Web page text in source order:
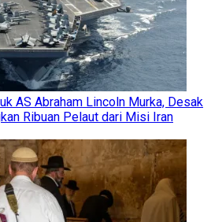
AS Abraham Lincoln Murka, Desak
Ribuan Pelaut dari Misi Iran